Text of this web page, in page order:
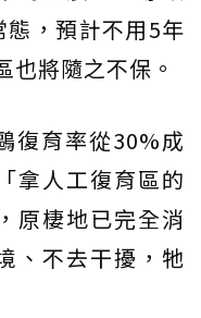
，預計不用5年
也將隨之不保。
復育率從30%成
拿人工復育區的
原棲地已完全消
、不去干擾，牠